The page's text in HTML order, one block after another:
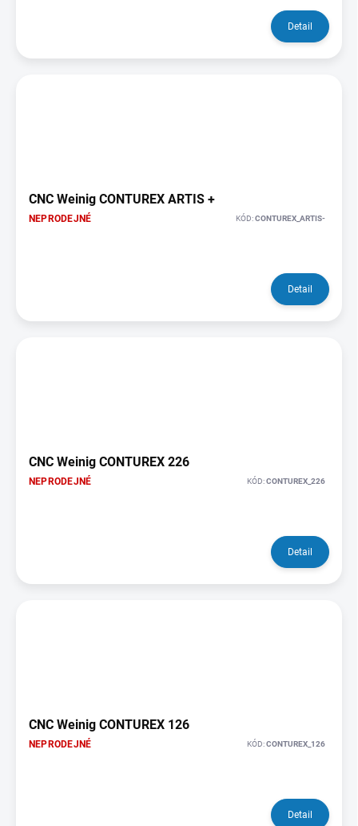
Detail
CNC Weinig CONTUREX ARTIS +
NEPRODEJNÉ KÓD:CONTUREX_ARTIS-
Detail
CNC Weinig CONTUREX 226
NEPRODEJNÉ KÓD:CONTUREX_226
Detail
CNC Weinig CONTUREX 126
NEPRODEJNÉ KÓD:CONTUREX_126
Detail